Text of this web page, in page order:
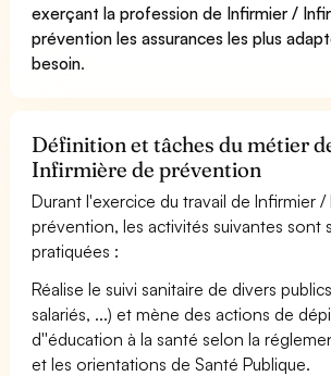
exerçant la profession de Infirmier /
prévention les assurances les plus
besoin.
Définition et tâches du métier
Infirmière de prévention
Durant l'exercice du travail de Infirmier
prévention, les activités suivantes sont
pratiquées :
Réalise le suivi sanitaire de divers
salariés, ...) et mène des actions de
d''éducation à la santé selon la
et les orientations de Santé Publique.